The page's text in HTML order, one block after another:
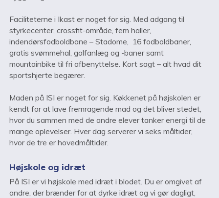
Faciliteterne i Ikast er noget for sig. Med adgang til
styrkecenter, crossfit-område, fem haller,
indendørsfodboldbane – Stadome, 16 fodboldbaner,
gratis svømmehal, golfanlæg og -baner samt
mountainbike til fri afbenyttelse. Kort sagt – alt hvad dit
sportshjerte begærer.
Maden på ISI er noget for sig. Køkkenet på højskolen er
kendt for at lave fremragende mad og det bliver stedet,
hvor du sammen med de andre elever tanker energi til de
mange oplevelser. Hver dag serverer vi seks måltider,
hvor de tre er hovedmåltider.
Højskole og idræt
På ISI er vi højskole med idræt i blodet. Du er omgivet af
andre, der brænder for at dyrke idræt og vi gør dagligt,